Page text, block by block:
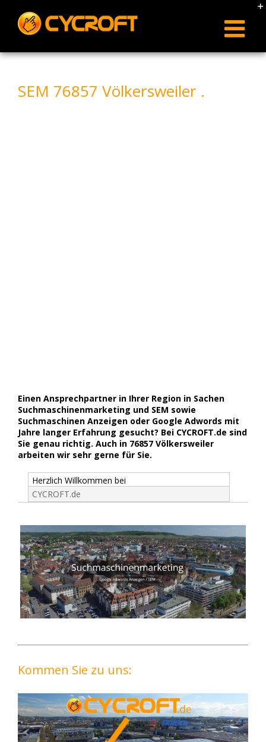
content
SEM 76857 Völkersweiler .
Einen Ansprechpartner in Ihrer Region in Sachen
Suchmaschinenmarketing und SEM sowie
Suchmaschinen Anzeigen oder Google Adwords mit
Jahre langer Erfahrung gesucht? Bei CYCROFT.de sind
Sie genau richtig. Auch in 76857 Völkersweiler
arbeiten wir sehr gerne für Sie.
Herzlich Willkommen bei
CYCROFT.de
Kommen Sie zu uns: